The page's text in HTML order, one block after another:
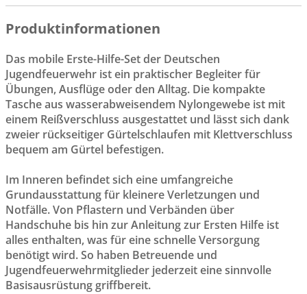
Produktinformationen
Das mobile Erste-Hilfe-Set der Deutschen
Jugendfeuerwehr ist ein praktischer Begleiter für
Übungen, Ausflüge oder den Alltag. Die kompakte
Tasche aus wasserabweisendem Nylongewebe ist mit
einem Reißverschluss ausgestattet und lässt sich dank
zweier rückseitiger Gürtelschlaufen mit Klettverschluss
bequem am Gürtel befestigen.
Im Inneren befindet sich eine umfangreiche
Grundausstattung für kleinere Verletzungen und
Notfälle. Von Pflastern und Verbänden über
Handschuhe bis hin zur Anleitung zur Ersten Hilfe ist
alles enthalten, was für eine schnelle Versorgung
benötigt wird. So haben Betreuende und
Jugendfeuerwehrmitglieder jederzeit eine sinnvolle
Basisausrüstung griffbereit.